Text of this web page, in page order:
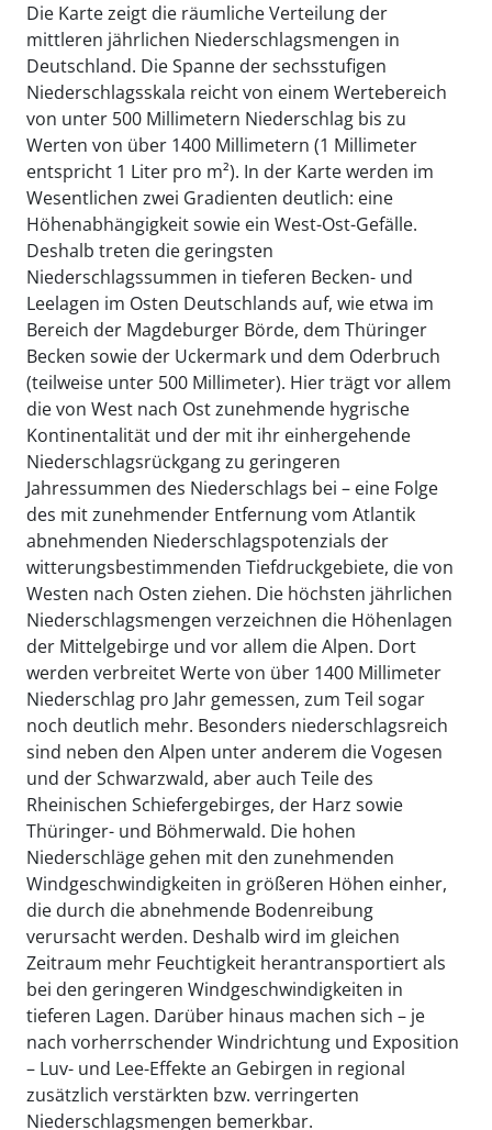
Die Karte zeigt die räumliche Verteilung der
mittleren jährlichen Niederschlagsmengen in
Deutschland. Die Spanne der sechsstufigen
Niederschlagsskala reicht von einem Wertebereich
von unter 500 Millimetern Niederschlag bis zu
Werten von über 1400 Millimetern (1 Millimeter
entspricht 1 Liter pro m²). In der Karte werden im
Wesentlichen zwei Gradienten deutlich: eine
Höhenabhängigkeit sowie ein West-Ost-Gefälle.
Deshalb treten die geringsten
Niederschlagssummen in tieferen Becken- und
Leelagen im Osten Deutschlands auf, wie etwa im
Bereich der Magdeburger Börde, dem Thüringer
Becken sowie der Uckermark und dem Oderbruch
(teilweise unter 500 Millimeter). Hier trägt vor allem
die von West nach Ost zunehmende hygrische
Kontinentalität und der mit ihr einhergehende
Niederschlagsrückgang zu geringeren
Jahressummen des Niederschlags bei – eine Folge
des mit zunehmender Entfernung vom Atlantik
abnehmenden Niederschlagspotenzials der
witterungsbestimmenden Tiefdruckgebiete, die von
Westen nach Osten ziehen. Die höchsten jährlichen
Niederschlagsmengen verzeichnen die Höhenlagen
der Mittelgebirge und vor allem die Alpen. Dort
werden verbreitet Werte von über 1400 Millimeter
Niederschlag pro Jahr gemessen, zum Teil sogar
noch deutlich mehr. Besonders niederschlagsreich
sind neben den Alpen unter anderem die Vogesen
und der Schwarzwald, aber auch Teile des
Rheinischen Schiefergebirges, der Harz sowie
Thüringer- und Böhmerwald. Die hohen
Niederschläge gehen mit den zunehmenden
Windgeschwindigkeiten in größeren Höhen einher,
die durch die abnehmende Bodenreibung
verursacht werden. Deshalb wird im gleichen
Zeitraum mehr Feuchtigkeit herantransportiert als
bei den geringeren Windgeschwindigkeiten in
tieferen Lagen. Darüber hinaus machen sich – je
nach vorherrschender Windrichtung und Exposition
– Luv- und Lee-Effekte an Gebirgen in regional
zusätzlich verstärkten bzw. verringerten
Niederschlagsmengen bemerkbar.